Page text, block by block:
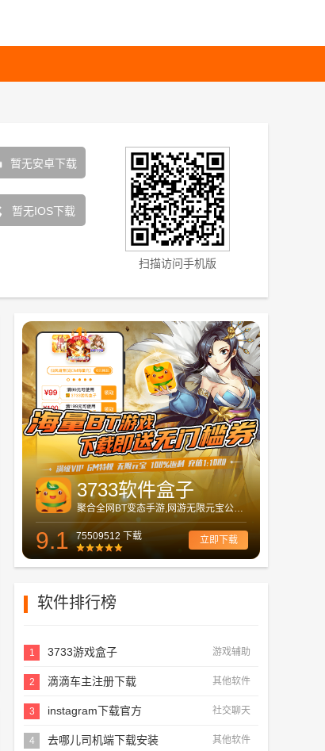
暂无安卓下载
暂无IOS下载
扫描访问手机版
3733软件盒子
聚合全网BT变态手游,网游无限元宝公益服
9.1 75509512 下载 立即下载
软件排行榜
1 3733游戏盒子 游戏辅助
2 滴滴车主注册下载 其他软件
3 instagram下载官方 社交聊天
4 去哪儿司机端下载安装 其他软件